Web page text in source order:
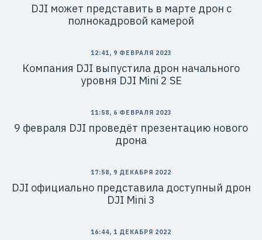
DJI может представить в марте дрон с
полнокадровой камерой
12:41, 9 ФЕВРАЛЯ 2023
Компания DJI выпустила дрон начального
уровня DJI Mini 2 SE
11:58, 6 ФЕВРАЛЯ 2023
9 февраля DJI проведёт презентацию нового
дрона
17:58, 9 ДЕКАБРЯ 2022
DJI официально представила доступный дрон
DJI Mini 3
16:44, 1 ДЕКАБРЯ 2022